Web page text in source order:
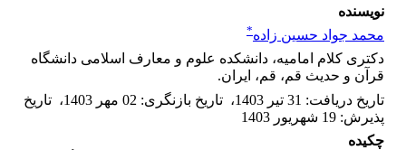
نویسنده
محمد جواد حسین زاده*
دکتری کلام امامیه، دانشکده علوم و معارف اسلامی دانشگاه
قرآن و حدیث قم، قم، ایران.
تاریخ دریافت: 31 تیر 1403 ، تاریخ بازنگری: 02 مهر 1403 ، تاریخ
پذیرش: 19 شهریور 1403
چکیده